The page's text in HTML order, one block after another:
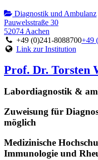
Diagnostik und Ambulanz
Pauwelsstraße 30
52074 Aachen
+49 (0)241-8088700+49
Link zur Institution
Prof. Dr. Torsten
Labordiagnostik &
Zuweisung für
möglich
Medizinische
Immunologie und